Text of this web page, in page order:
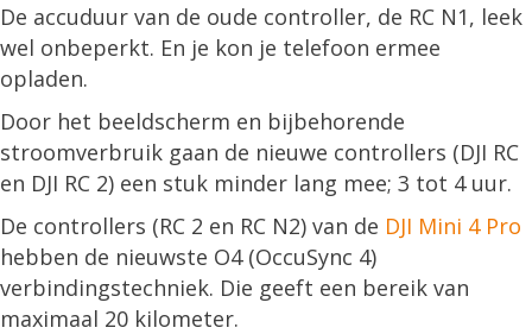
De accuduur van de oude controller, de RC N1, leek
wel onbeperkt. En je kon je telefoon ermee
opladen.
Door het beeldscherm en bijbehorende
stroomverbruik gaan de nieuwe controllers (DJI RC
en DJI RC 2) een stuk minder lang mee; 3 tot 4 uur.
De controllers (RC 2 en RC N2) van de DJI Mini 4 Pro
hebben de nieuwste O4 (OccuSync 4)
verbindingstechniek. Die geeft een bereik van
maximaal 20 kilometer.